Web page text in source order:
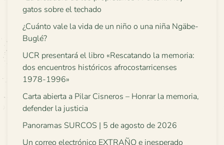
gatos sobre el techado
¿Cuánto vale la vida de un niño o una niña Ngäbe-
Buglé?
UCR presentará el libro «Rescatando la memoria:
dos encuentros históricos afrocostarricenses
1978-1996»
Carta abierta a Pilar Cisneros – Honrar la memoria,
defender la justicia
Panoramas SURCOS | 5 de agosto de 2026
Un correo electrónico EXTRAÑO e inesperado